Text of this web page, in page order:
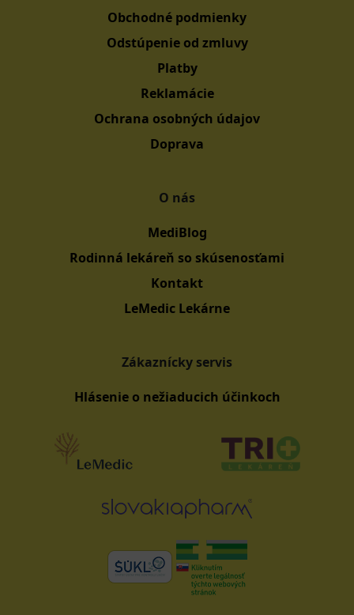
Obchodné podmienky
Odstúpenie od zmluvy
Platby
Reklamácie
Ochrana osobných údajov
Doprava
O nás
MediBlog
Rodinná lekáreň so skúsenosťami
Kontakt
LeMedic Lekárne
Zákaznícky servis
Hlásenie o nežiaducich účinkoch